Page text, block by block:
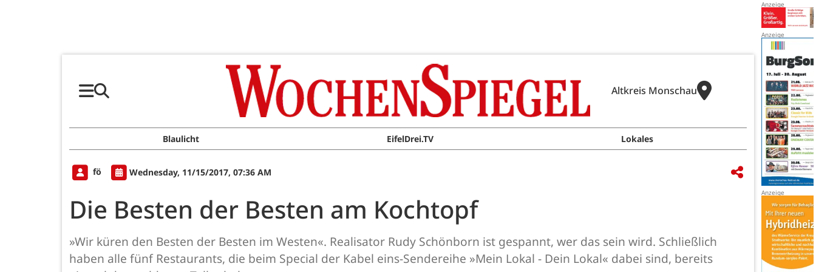
Altkreis Monschau
Blaulicht EifelDrei.TV Lokales
fö Wednesday, 11/15/2017, 07:36 AM
Die Besten der Besten am Kochtopf
»Wir küren den Besten der Besten im Westen«. Realisator Rudy Schönborn ist gespannt, wer das sein wird. Schließlich
haben alle fünf Restaurants, die beim Special der Kabel eins-Sendereihe »Mein Lokal - Dein Lokal« dabei sind, bereits